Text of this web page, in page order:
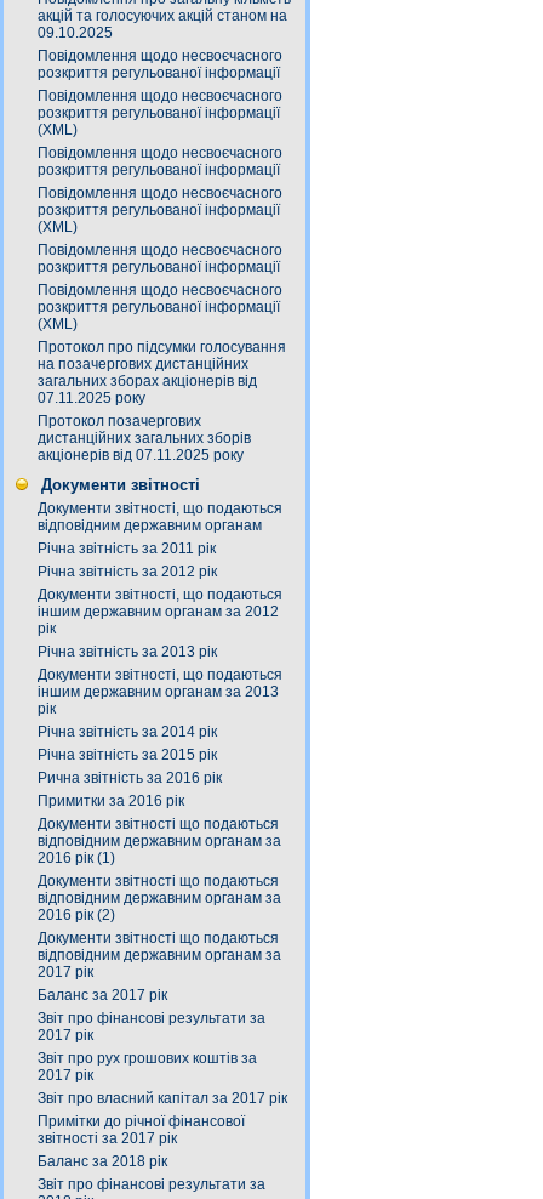
акцій та голосуючих акцій станом на
09.10.2025
Повідомлення щодо несвоєчасного
розкриття регульованої інформації
Повідомлення щодо несвоєчасного
розкриття регульованої інформації
(XML)
Повідомлення щодо несвоєчасного
розкриття регульованої інформації
Повідомлення щодо несвоєчасного
розкриття регульованої інформації
(XML)
Повідомлення щодо несвоєчасного
розкриття регульованої інформації
Повідомлення щодо несвоєчасного
розкриття регульованої інформації
(XML)
Протокол про підсумки голосування
на позачергових дистанційних
загальних зборах акціонерів від
07.11.2025 року
Протокол позачергових
дистанційних загальних зборів
акціонерів від 07.11.2025 року
Документи звітності
Документи звітності, що подаються
відповідним державним органам
Річна звітність за 2011 рік
Річна звітність за 2012 рік
Документи звітності, що подаються
іншим державним органам за 2012
рік
Річна звітність за 2013 рік
Документи звітності, що подаються
іншим державним органам за 2013
рік
Річна звітність за 2014 рік
Річна звітність за 2015 рік
Рична звітність за 2016 рік
Примитки за 2016 рік
Документи звітності що подаються
відповідним державним органам за
2016 рік (1)
Документи звітності що подаються
відповідним державним органам за
2016 рік (2)
Документи звітності що подаються
відповідним державним органам за
2017 рік
Баланс за 2017 рік
Звіт про фінансові результати за
2017 рік
Звіт про рух грошових коштів за
2017 рік
Звіт про власний капітал за 2017 рік
Примітки до річної фінансової
звітності за 2017 рік
Баланс за 2018 рік
Звіт про фінансові результати за